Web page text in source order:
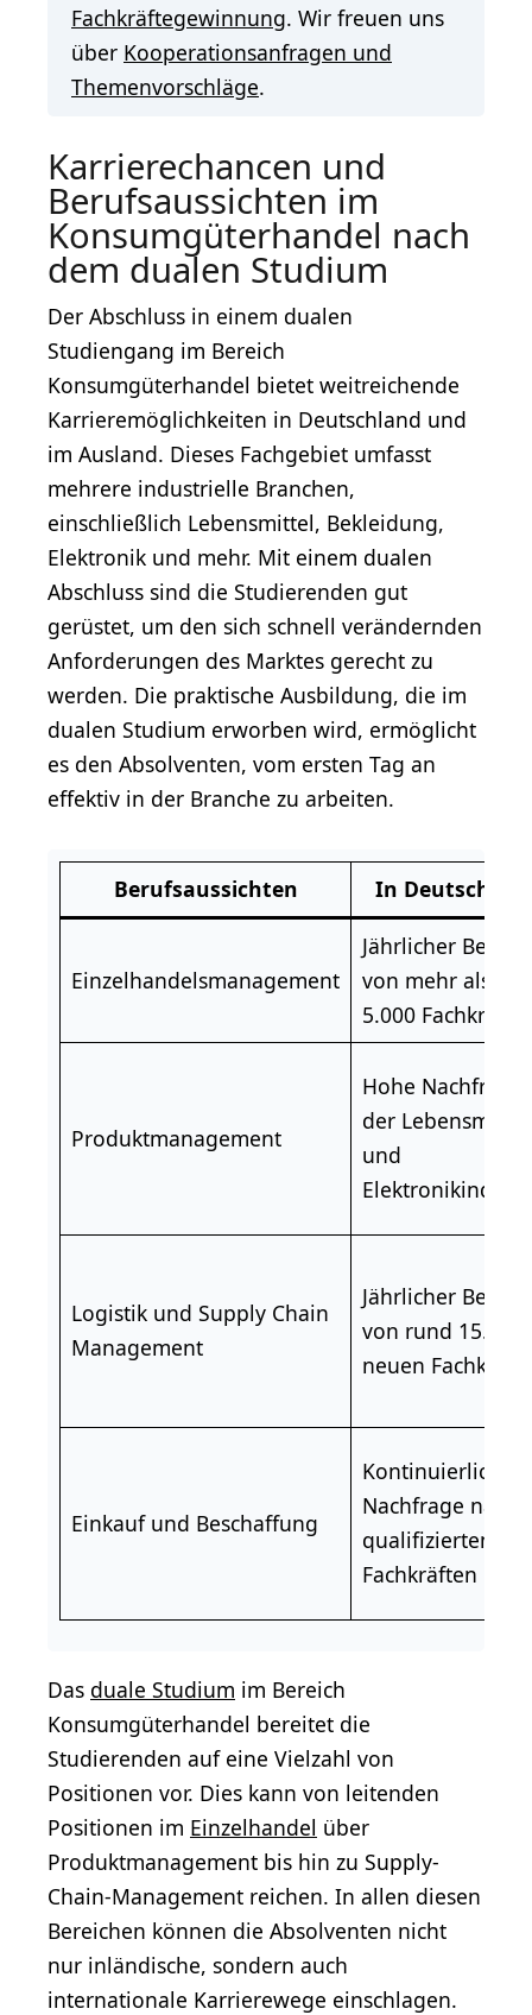
Fachkräftegewinnung. Wir freuen uns
über Kooperationsanfragen und
Themenvorschläge.
Karrierechancen und
Berufsaussichten im
Konsumgüterhandel nach
dem dualen Studium
Der Abschluss in einem dualen
Studiengang im Bereich
Konsumgüterhandel bietet weitreichende
Karrieremöglichkeiten in Deutschland und
im Ausland. Dieses Fachgebiet umfasst
mehrere industrielle Branchen,
einschließlich Lebensmittel, Bekleidung,
Elektronik und mehr. Mit einem dualen
Abschluss sind die Studierenden gut
gerüstet, um den sich schnell verändernden
Anforderungen des Marktes gerecht zu
werden. Die praktische Ausbildung, die im
dualen Studium erworben wird, ermöglicht
es den Absolventen, vom ersten Tag an
effektiv in der Branche zu arbeiten.
Berufsaussichten In
Einzelhandelsmanagement
Jährlicher Bedarf
von mehr als
5.000
Produktmanagement
Hohe Nachfrage
der
und
Logistikund Supply Chain
Management
Jährlicher Bedarf
von rund 15.000
neuen
Einkauf und Beschaffung
Kontinuierliche
Nachfrage nach
qualifizierten
Fachkräften
Das duale Studium im Bereich
Konsumgüterhandel bereitet die
Studierenden auf eine Vielzahl von
Positionen vor. Dies kann von leitenden
Positionen im Einzelhandel über
Produktmanagement bis hin zu Supply-
Chain-Management reichen. In allen diesen
Bereichen können die Absolventen nicht
nur inländische, sondern auch
internationale Karrierewege einschlagen.